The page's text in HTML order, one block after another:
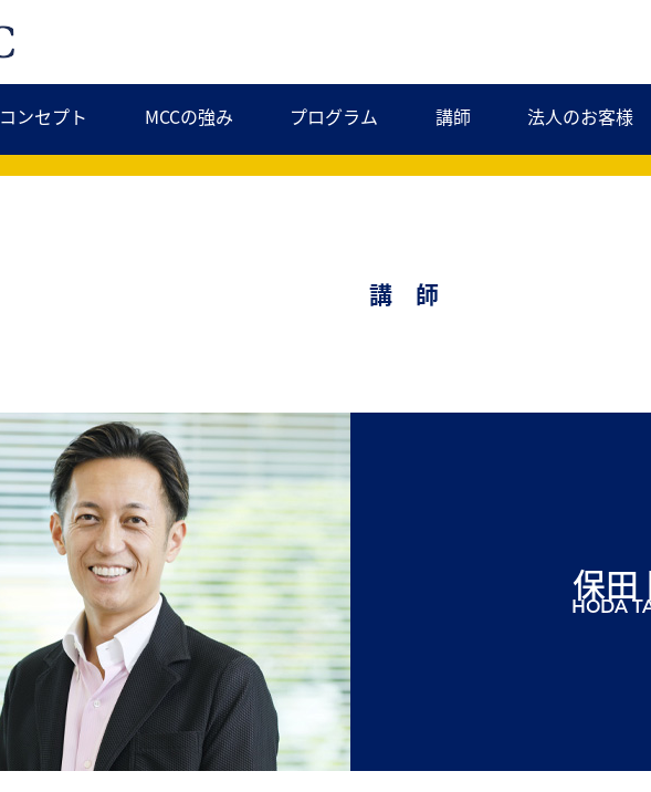
コンセプト MCCの強み プログラム 講師 法人のお客様
講 師
保田
HODA